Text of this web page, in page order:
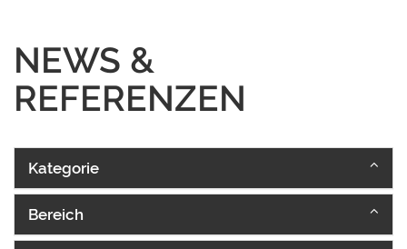
NEWS &
REFERENZEN
Kategorie
Bereich